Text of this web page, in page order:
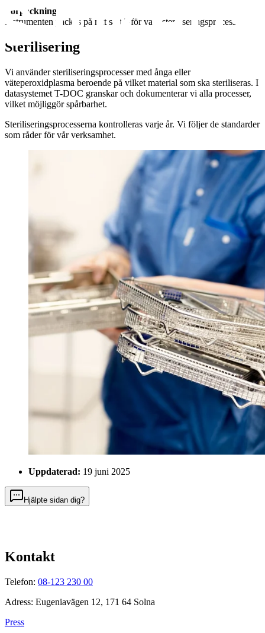
Förpackning
Instrumenten packas på rätt sätt inför vald steriliseringsprocess.
Sterilisering
Vi använder steriliseringsprocesser med ånga eller
väteperoxidplasma beroende på vilket material som ska steriliseras. I
datasystemet T-DOC granskar och dokumenterar vi alla processer,
vilket möjliggör spårbarhet.
Steriliseringsprocesserna kontrolleras varje år. Vi följer de standarder
som råder för vår verksamhet.
Uppdaterad: 19 juni 2025
Hjälpte sidan dig?
Kontakt
Telefon: 08-123 230 00
Adress: Eugeniavägen 12, 171 64 Solna
Press